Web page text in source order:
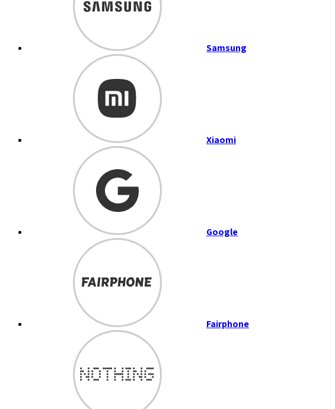
Samsung
Xiaomi
Google
Fairphone